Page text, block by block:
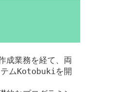
成業務を経て、両
ムKotobukiを開